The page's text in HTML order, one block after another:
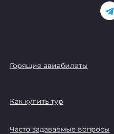
Горящие авиабилеты
Как купить тур
Часто задаваемые вопросы